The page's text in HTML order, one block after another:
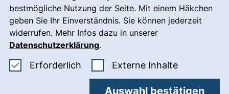
bestmögliche Nutzung der Seite. Mit einem Häkchen
geben Sie Ihr Einverständnis. Sie können jederzeit
widerrufen. Mehr Infos dazu in unserer
Datenschutzerklärung.
Erforderlich Erforderliche Cookies akzeptieren
Externe Inhalte: Externe
Auswahl bestätigen
Impressum(externer Link,
Datenschutz(externer Link,
Barrierefreiheit
Wer wir sind(externer Link,
Ansprechpartner(externer Link,